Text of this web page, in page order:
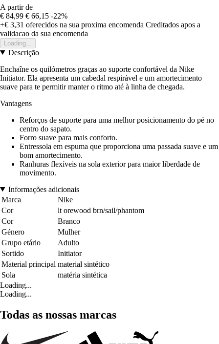
A partir de
€ 84,99 € 66,15 -22%
+€ 3,31 oferecidos na sua proxima encomenda Creditados apos a
validacao da sua encomenda
Loading...
Descrição
Enchaîne os quilómetros graças ao suporte confortável da Nike
Initiator. Ela apresenta um cabedal respirável e um amortecimento
suave para te permitir manter o ritmo até à linha de chegada.
Vantagens
Reforços de suporte para uma melhor posicionamento do pé no
centro do sapato.
Forro suave para mais conforto.
Entressola em espuma que proporciona uma passada suave e um
bom amortecimento.
Ranhuras flexíveis na sola exterior para maior liberdade de
movimento.
Informações adicionais
Marca
Nike
Cor
lt orewood brn/sail/phantom
Cor
Branco
Género
Mulher
Grupo etário
Adulto
Sortido
Initiator
Material principal material sintético
Sola
matéria sintética
Loading...
Loading...
Todas as nossas marcas